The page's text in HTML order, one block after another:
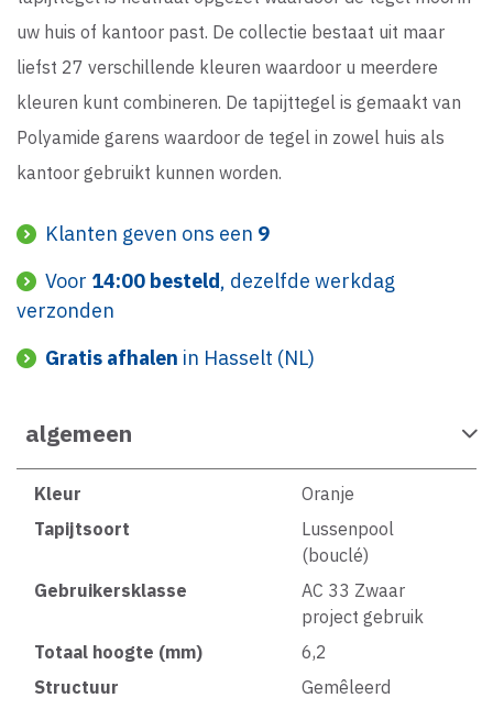
uw huis of kantoor past. De collectie bestaat uit maar
liefst 27 verschillende kleuren waardoor u meerdere
kleuren kunt combineren. De tapijttegel is gemaakt van
Polyamide garens waardoor de tegel in zowel huis als
kantoor gebruikt kunnen worden.
Klanten geven ons een 9
Voor 14:00 besteld, dezelfde werkdag
verzonden
Gratis afhalen in Hasselt (NL)
algemeen
Kleur
Oranje
Tapijtsoort
Lussenpool
(bouclé)
Gebruikersklasse
AC 33 Zwaar
project gebruik
Totaal hoogte (mm)
6,2
Structuur
Gemêleerd